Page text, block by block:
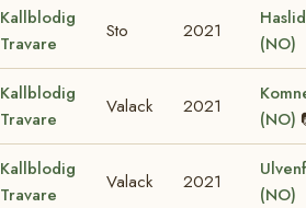
Kallblodig
Travare
Sto 2021
(NO)
Kallblodig
Travare
Valack 2021
(NO)
Kallblodig
Travare
Valack 2021
(NO)